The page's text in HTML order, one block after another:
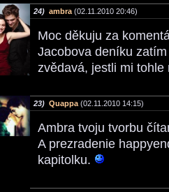
24) ambra (02.11.2010 20:46)
Moc děkuju za
Jacobova deníku
zvědavá, jestli mi
23) Quappa (02.11.2010 14:15)
Ambra tvoju tvorbu
A prezradenie
kapitolku.